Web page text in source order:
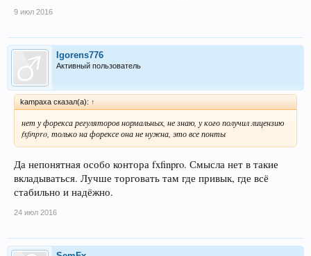
9 июл 2016
Igorens776
Активный пользователь
kampaxa сказал(а): ↑
нет у форекса регуляторов нормальных, не знаю, у кого получил лицензию
fxfinpro, только на форексе она не нужна, это все понты
Да непонятная особо контора fxfinpro. Смысла нет в такие
вкладываться. Лучше торговать там где привык, где всё
стабильно и надёжно.
24 июл 2016